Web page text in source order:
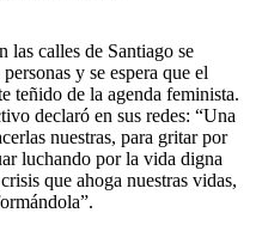
calles de Santiago se
y se espera que el
teñido de la agenda feminista.
declaró en sus redes: “Una
nuestras, para gritar por
luchando por la vida digna
que ahoga nuestras vidas,